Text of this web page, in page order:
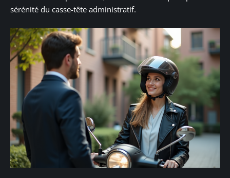
sérénité du casse-tête administratif.